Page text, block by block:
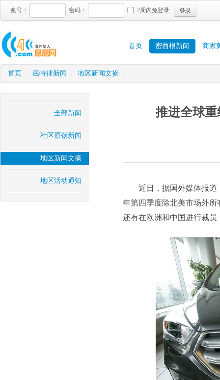
账号： 密码： 2周内免登录 登录
首页 密西根新闻 商家
首页 / 底特律新闻 / 地区新闻文摘 /
全部新闻
社区原创新闻
地区新闻文摘
地区活动通知
推进全球
近日，据国外媒体报道
年第四季度除北美市场外
还有在欧洲和中国进行裁